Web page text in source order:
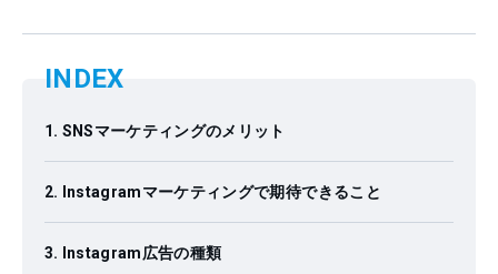
INDEX
SNSマーケティングのメリット
Instagramマーケティングで期待できること
Instagram広告の種類